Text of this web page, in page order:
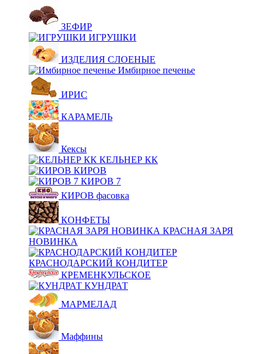
ЗЕФИР
ИГРУШКИ
ИЗДЕЛИЯ СЛОЕНЫЕ
Имбирное печенье
ИРИС
КАРАМЕЛЬ
Кексы
КЕЛЬНЕР КК
КИРОВ
КИРОВ 7
КИРОВ фасовка
КОНФЕТЫ
КРАСНАЯ ЗАРЯ
НОВИНКА
КРАСНОДАРСКИЙ КОНДИТЕР
КРЕМЕНКУЛЬСКОЕ
КУНДРАТ
МАРМЕЛАД
Маффины